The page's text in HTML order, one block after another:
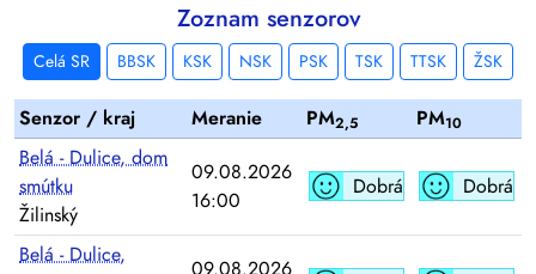
Zoznam senzorov
Celá SR BBSK KSK NSK PSK TSK TTSK ŽSK
Senzor / kraj Meranie PM2,5 PM10
Belá - Dulice, dom
smútku
Žilinský
09.08.2026
16:00
Dobrá Dobrá
Belá - Dulice,